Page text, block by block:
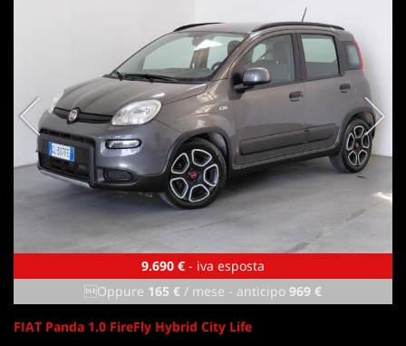
9.690 € - iva esposta
Oppure 165 € / mese - anticipo 969 €
FIAT Panda 1.0 FireFly Hybrid City Life